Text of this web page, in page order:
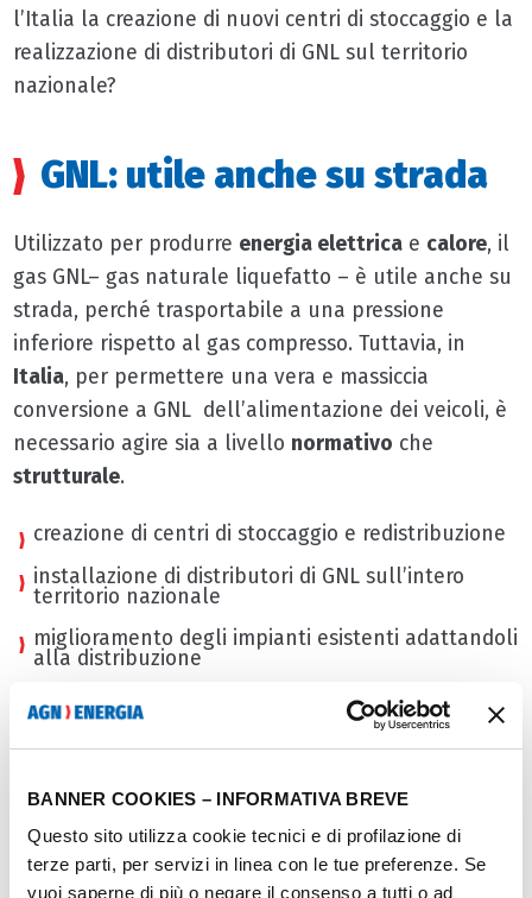
BANNER COOKIES – INFORMATIVA BREVE
Questo sito utilizza cookie tecnici e di profilazione di
terze parti, per servizi in linea con le tue preferenze. Se
vuoi saperne di più o negare il consenso a tutti o ad
l’Italia la creazione di nuovi centri di stoccaggio e la
realizzazione di distributori di GNL sul territorio
nazionale?
GNL: utile anche su strada
Utilizzato per produrre energia elettricae calore, il
gas GNL– gas naturale liquefatto – è utile anche su
strada, perché trasportabile a una pressione
inferiore rispetto al gas compresso. Tuttavia, in
Italia, per permettere una vera e massiccia
conversione a GNL dell’alimentazione dei veicoli, è
necessario agire sia a livello normativo che
strutturale.
creazione di centri di stoccaggio e redistribuzione
installazione di distributori di GNL sull’intero
territorio nazionale
miglioramento degli impianti esistenti adattandoli
alla distribuzione
realizzazione di infrastrutture di
approvvigionamento
GNL in funzione, mentre 5/6 sono in costruzione e
un’altra decina si prevede arriverà entro il 2018.